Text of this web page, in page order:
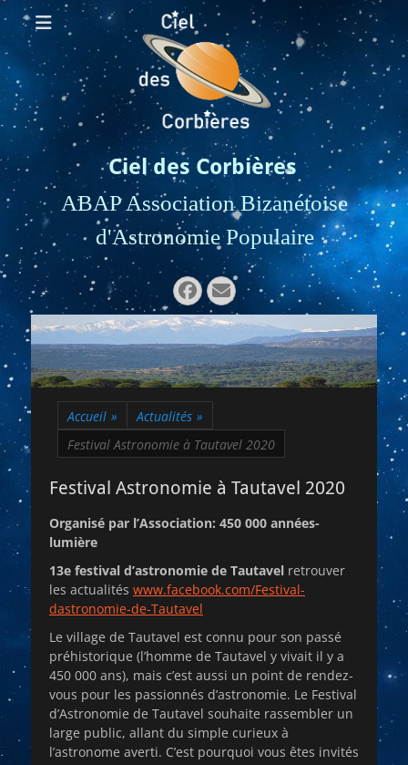
Ciel des Corbières
ABAP Association Bizanétoise
d'Astronomie Populaire
Rechercher :
Facebook
E-
mail
Accueil » Actualités »
Festival Astronomie à Tautavel 2020
Festival Astronomie à Tautavel 2020
Organisé par l’Association: 450 000 années-
lumière
13e festival d’astronomie de Tautavel retrouver
les actualités www.facebook.com/Festival-
dastronomie-de-Tautavel
Le village de Tautavel est connu pour son passé
préhistorique (l’homme de Tautavel y vivait il y a
450 000 ans), mais c’est aussi un point de rendez-
vous pour les passionnés d’astronomie. Le Festival
d’Astronomie de Tautavel souhaite rassembler un
large public, allant du simple curieux à
l’astronome averti. C’est pourquoi vous êtes invités